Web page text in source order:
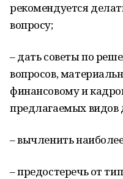
рекомендуется
вопросу;
– дать советы по
вопросов,
финансовому и
предлагаемых видов
– вычленить
– предостеречь от